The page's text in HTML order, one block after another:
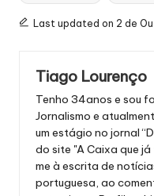
Last updated on 2 de
Tiago Lourenço
Tenho 34anos e sou
Jornalismo e
um estágio no jornal
do site "A Caixa que
me à escrita de
portuguesa, ao